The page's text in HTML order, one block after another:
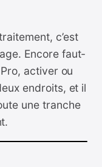
c’est
Encore faut-
activer ou
endroits, et il
une tranche